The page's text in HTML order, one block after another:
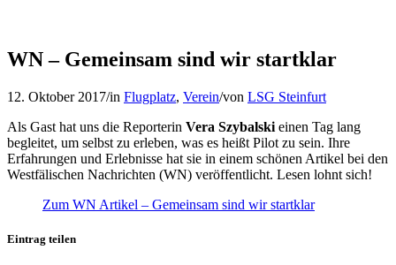
WN – Gemeinsam sind wir startklar
12. Oktober 2017/in Flugplatz, Verein/von LSG Steinfurt
Als Gast hat uns die Reporterin Vera Szybalski einen Tag lang
begleitet, um selbst zu erleben, was es heißt Pilot zu sein. Ihre
Erfahrungen und Erlebnisse hat sie in einem schönen Artikel bei den
Westfälischen Nachrichten (WN) veröffentlicht. Lesen lohnt sich!
Zum WN Artikel – Gemeinsam sind wir startklar
Eintrag teilen